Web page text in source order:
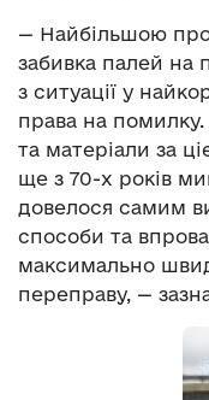
— Найбільшою
забивка палей на
з ситуації у
права на
та матеріали за
ще з 70-х років
довелося самим
способи та
максимально
переправу, —